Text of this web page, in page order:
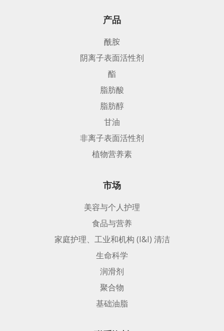
产品
酰胺
阴离子表面活性剂
酯
脂肪酸
脂肪醇
甘油
非离子表面活性剂
植物营养素
市场
美容与个人护理
食品与营养
家庭护理、工业和机构 (I&I) 清洁
生命科学
润滑剂
聚合物
基础油脂